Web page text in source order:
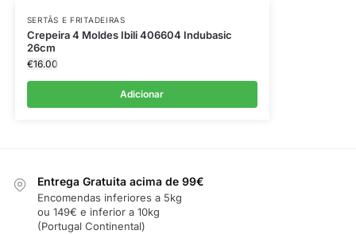
SERTÃS E FRITADEIRAS
Crepeira 4 Moldes Ibili 406604 Indubasic
26cm
€16.00
Adicionar
Entrega Gratuita acima de 99€
Encomendas inferiores a 5kg
ou 149€ e inferior a 10kg
(Portugal Continental)